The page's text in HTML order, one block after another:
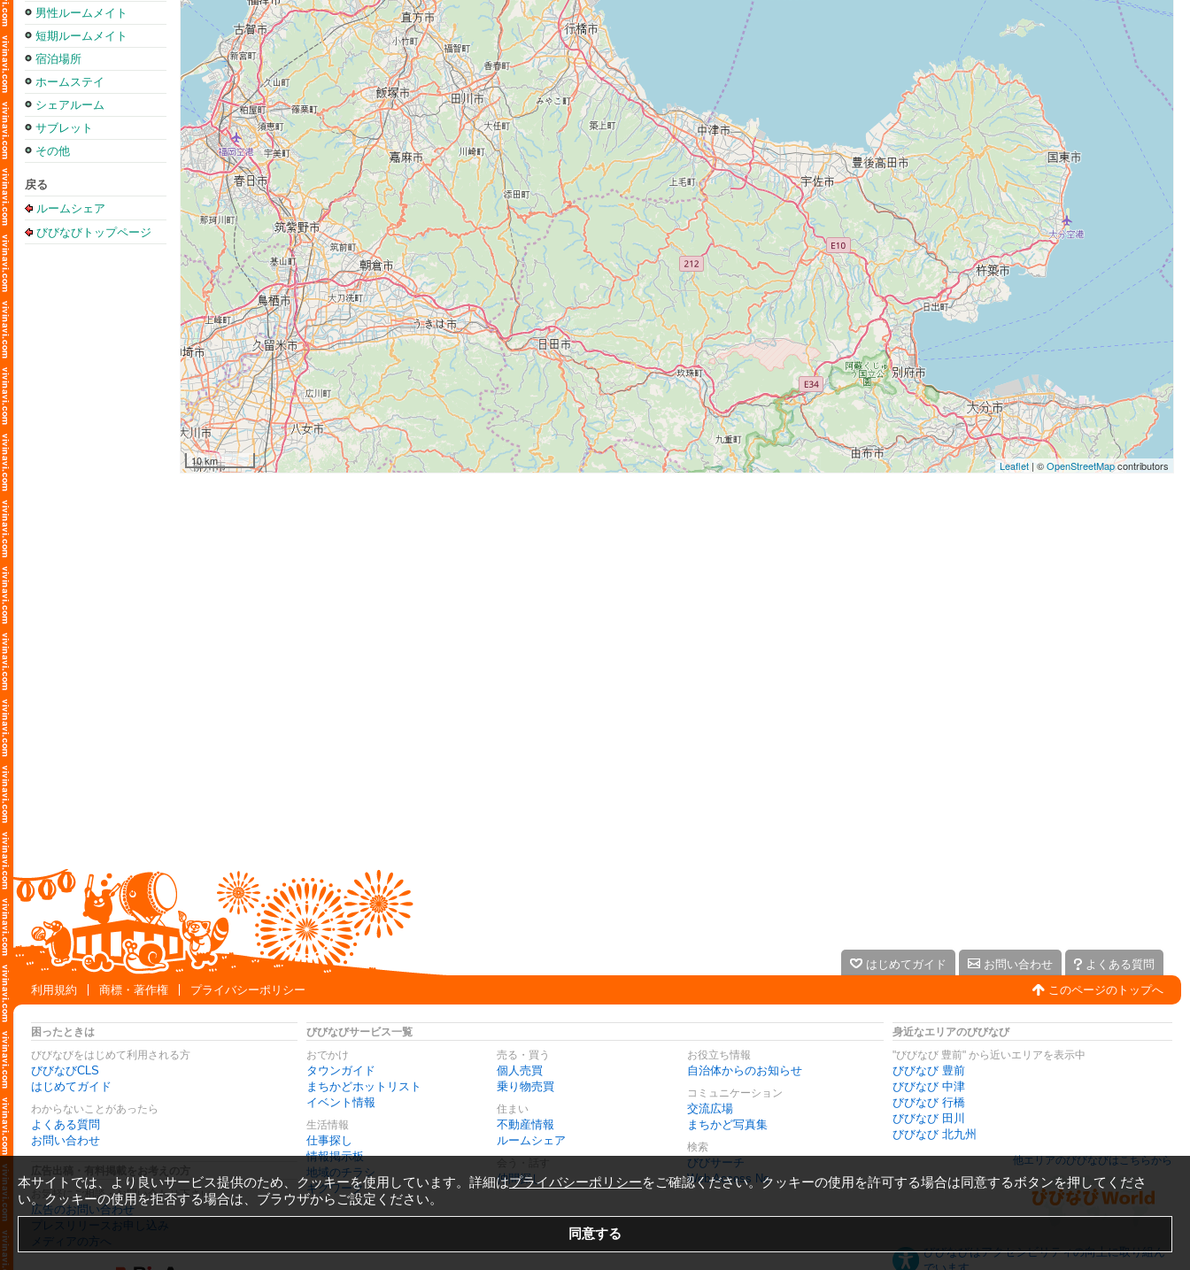
男性ルームメイト
短期ルームメイト
宿泊場所
ホームステイ
シェアルーム
サブレット
その他
戻る
ルームシェア
びびなびトップページ
10 km Leaflet | ©OpenStreetMapcontributors
はじめてガイド お問い合わせ
よくある質問
利用規約
商標・著作権 プライバシーポリシー このページのトップへ
困ったときは
びびなびをはじめて利用される方
びびなびCLS
はじめてガイド
わからないことがあったら
よくある質問
お問い合わせ
お気軽にご相談・お問い合わせ下さい
広告のお問い合わせ
プレスリリースお申し込み
メディアの方へ
びびなびサービス一覧
おでかけ
タウンガイド
まちかどホットリスト
イベント情報
生活情報
仕事探し
情報掲示板
地域のチラシ
ギグワーク
売る・買う
個人売買
乗り物売買
住まい
不動産情報
ルームシェア
仲間探し
お役立ち情報
自治体からのお知らせ
コミュニケーション
交流広場
まちかど写真集
検索
びびサーチ
Web Access No.
身近なエリアのびびなび
"びびなび 豊前" から近いエリアを表示中
びびなび 豊前
びびなび 中津
びびなび 行橋
びびなび 田川
びびなび 北九州
他エリアのびびなびはこちらから
びびなびはアクセシビリティの向上に取り組ん
本サイトでは、より良いサービス提供のため、クッキーを使用しています。詳細はプライバシーポリシーをご確認ください。クッキーの使用を許可する場合は同意するボタンを押してくださ
い。クッキーの使用を拒否する場合は、ブラウザからご設定ください。